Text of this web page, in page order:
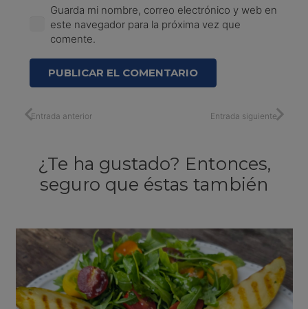
Guarda mi nombre, correo electrónico y web en
este navegador para la próxima vez que
comente.
PUBLICAR EL COMENTARIO
Entrada anterior Entrada siguiente
¿Te ha gustado? Entonces,
seguro que éstas también